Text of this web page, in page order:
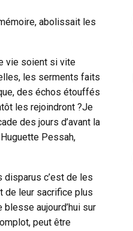
abolissait les
vie soient si vite
les serments faits
des échos étouffés
les rejoindront ?Je
des jours d’avant la
Pessah,
disparus c’est de les
de leur sacrifice plus
aujourd’hui sur
peut être